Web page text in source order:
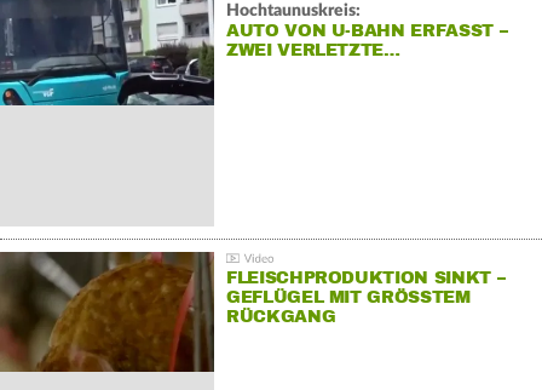
Hochtaunuskreis:
AUTO VON U-BAHN ERFASST –
ZWEI VERLETZTE…
FLEISCHPRODUKTION SINKT –
GEFLÜGEL MIT GRÖSSTEM R
ÜCKGANG